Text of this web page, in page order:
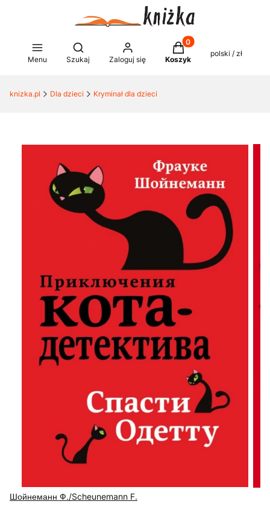
Menu
Otwórz wyszukiwarkę
Szukaj Zaloguj się
Produkty w koszyku:
Koszyk
polski / zł
knizka.pl Dla dzieci Kryminał dla dzieci
Шойнеманн Ф./Scheunemann F.